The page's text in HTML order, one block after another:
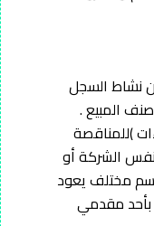
نشاط السجل
المبيع .
)للمناقصة
الشركة أو
مختلف يعود
مقدمي